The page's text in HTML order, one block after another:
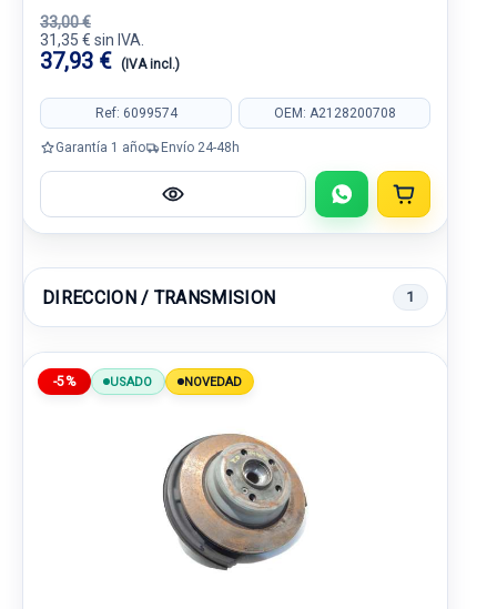
33,00 €
31,35 € sin IVA.
37,93 € (IVA incl.)
Ref: 6099574 OEM: A2128200708
Garantía 1 año Envío 24-48h
DIRECCION / TRANSMISION 1
-5% USADO NOVEDAD